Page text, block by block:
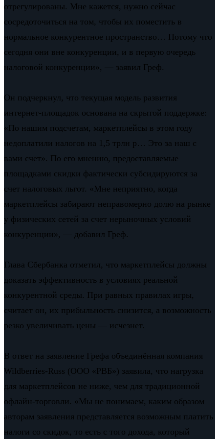
отрегулированы. Мне кажется, нужно сейчас
сосредоточиться на том, чтобы их поместить в
нормальное конкурентное пространство… Потому что
сегодня они вне конкуренции, и в первую очередь
налоговой конкуренции», — заявил Греф.
Он подчеркнул, что текущая модель развития
интернет-площадок основана на скрытой поддержке:
«По нашим подсчетам, маркетплейсы в этом году
недоплатили налогов на 1,5 трлн р… Это за наш с
вами счет». По его мнению, предоставляемые
площадками скидки фактически субсидируются за
счет налоговых льгот. «Мне неприятно, когда
маркетплейсы забирают неправомерно долю на рынке
у физических сетей за счет нерыночных условий
конкуренции», — добавил Греф.
Глава Сбербанка отметил, что маркетплейсы должны
доказать эффективность в условиях реальной
конкурентной среды. При равных правилах игры,
считает он, их прибыльность снизится, а возможность
резко увеличивать цены — исчезнет.
В ответ на заявление Грефа объединённая компания
Wildberries-Russ (ООО «РВБ») заявила, что нагрузка
для маркетплейсов не ниже, чем для традиционной
офлайн-торговли. «Мы не понимаем, каким образом
авторам заявления представляется возможным платить
налоги со скидок, то есть с того дохода, который